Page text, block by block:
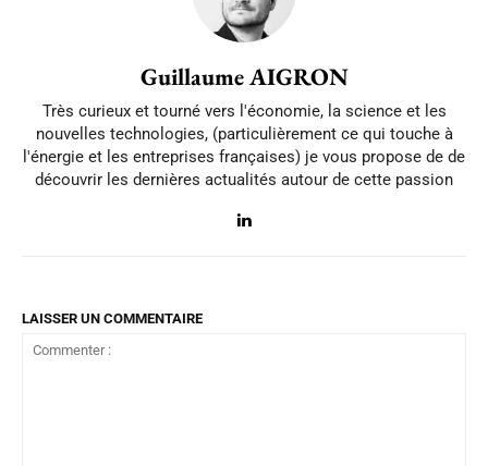
Guillaume AIGRON
Très curieux et tourné vers l'économie, la science et les
nouvelles technologies, (particulièrement ce qui touche à
l'énergie et les entreprises françaises) je vous propose de de
découvrir les dernières actualités autour de cette passion
LAISSER UN COMMENTAIRE